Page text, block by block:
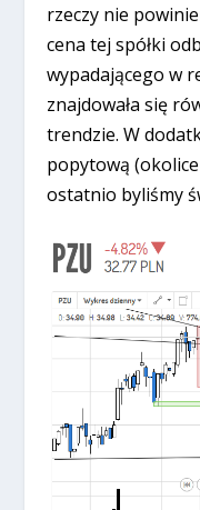
rzeczy nie
cena tej spółki
wypadającego w
znajdowała się
trendzie. W
popytową
ostatnio byliśmy